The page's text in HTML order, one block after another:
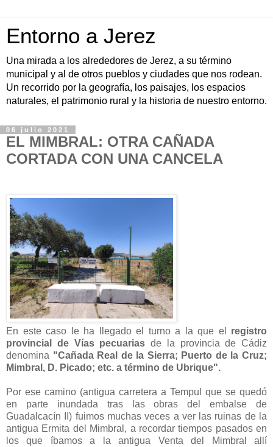
Entorno a Jerez
Una mirada a los alrededores de Jerez, a su término
municipal y al de otros pueblos y ciudades que nos rodean.
Un recorrido por la geografía, los paisajes, los espacios
naturales, el patrimonio rural y la historia de nuestro entorno.
06 julio 2021
EL MIMBRAL: OTRA CAÑADA
CORTADA CON UNA CANCELA
En este caso le ha llegado el turno a la que el registro
provincial de Vías pecuarias de la provincia de Cádiz
denomina "Cañada Real de la Sierra; Puerto de la Cruz;
Mimbral, D. Picado; etc. a término de Ubrique".
Por ese camino (antigua carretera a Tempul que se quedó
en parte inundada tras las obras del embalse de
Guadalcacín II) fuimos muchas veces a ver las ruinas de la
antigua Ermita del Mimbral, a recordar tiempos pasados en
los que íbamos a la antigua Venta del Mimbral allí